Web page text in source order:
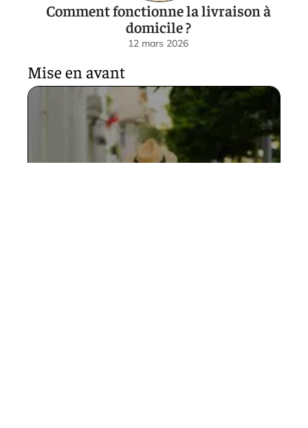
Comment fonctionne la livraison à
domicile ?
12 mars 2026
Mise en avant
Robe bohème : un basique